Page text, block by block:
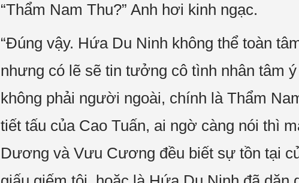
“Thẩm Nam Thu?” Anh hơi kinh ngạc.
“Đúng vậy. Hứa Du Ninh không thể toàn
nhưng có lẽ sẽ tin tưởng cô tình nhân tâm
không phải người ngoài, chính là Thẩm
tiết tấu của Cao Tuấn, ai ngờ càng nói thì
Dương và Vưu Cương đều biết sự tồn tại